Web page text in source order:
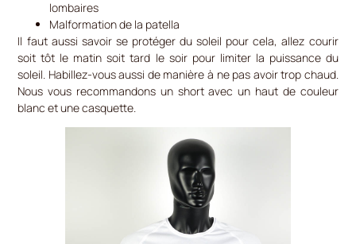
lombaires
Malformation de la patella
Il faut aussi savoir se protéger du soleil pour cela, allez courir
soit tôt le matin soit tard le soir pour limiter la puissance du
soleil. Habillez-vous aussi de manière à ne pas avoir trop chaud.
Nous vous recommandons un short avec un haut de couleur
blanc et une casquette.